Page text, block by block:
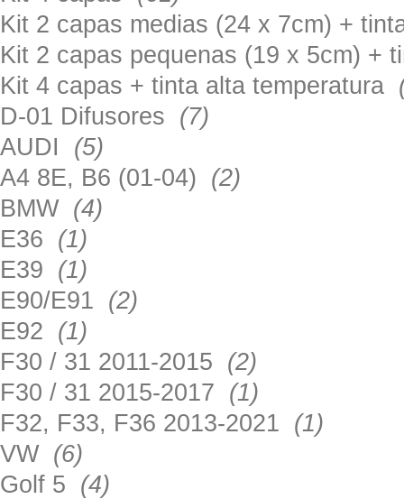
Kit 2 capas medias (24 x 7cm) +
Kit 2 capas pequenas (19 x 5cm) +
Kit 4 capas + tinta alta temperatura
D-01 Difusores (7)
AUDI (5)
A4 8E, B6 (01-04) (2)
BMW (4)
E36 (1)
E39 (1)
E90/E91 (2)
E92 (1)
F30 / 31 2011-2015 (2)
F30 / 31 2015-2017 (1)
F32, F33, F36 2013-2021 (1)
VW (6)
Golf 5 (4)